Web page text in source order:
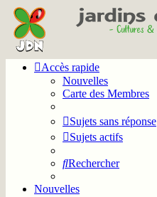
Accès rapide
Nouvelles
Carte des Membres
Sujets sans réponse
Sujets actifs
Rechercher
Nouvelles